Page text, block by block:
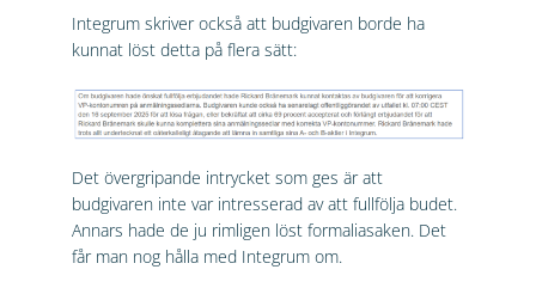
Integrum skriver också att budgivaren borde ha
kunnat löst detta på flera sätt:
Det övergripande intrycket som ges är att
budgivaren inte var intresserad av att fullfölja budet.
Annars hade de ju rimligen löst formaliasaken. Det
får man nog hålla med Integrum om.